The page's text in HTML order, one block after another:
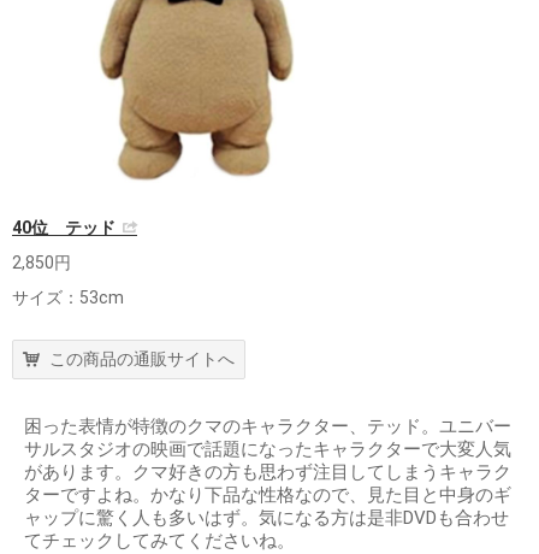
40位 テッド
2,850円
サイズ：53cm
この商品の通販サイトへ
困った表情が特徴のクマのキャラクター、テッド。ユニバー
サルスタジオの映画で話題になったキャラクターで大変人気
があります。クマ好きの方も思わず注目してしまうキャラク
ターですよね。かなり下品な性格なので、見た目と中身のギ
ャップに驚く人も多いはず。気になる方は是非DVDも合わせ
てチェックしてみてくださいね。